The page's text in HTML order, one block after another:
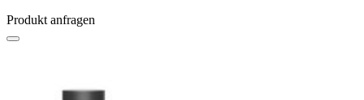
Produkt anfragen